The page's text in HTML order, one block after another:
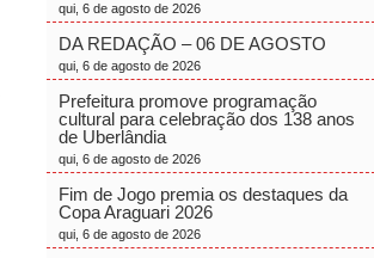
qui, 6 de agosto de 2026
DA REDAÇÃO – 06 DE AGOSTO
qui, 6 de agosto de 2026
Prefeitura promove programação
cultural para celebração dos 138 anos
de Uberlândia
qui, 6 de agosto de 2026
Fim de Jogo premia os destaques da
Copa Araguari 2026
qui, 6 de agosto de 2026